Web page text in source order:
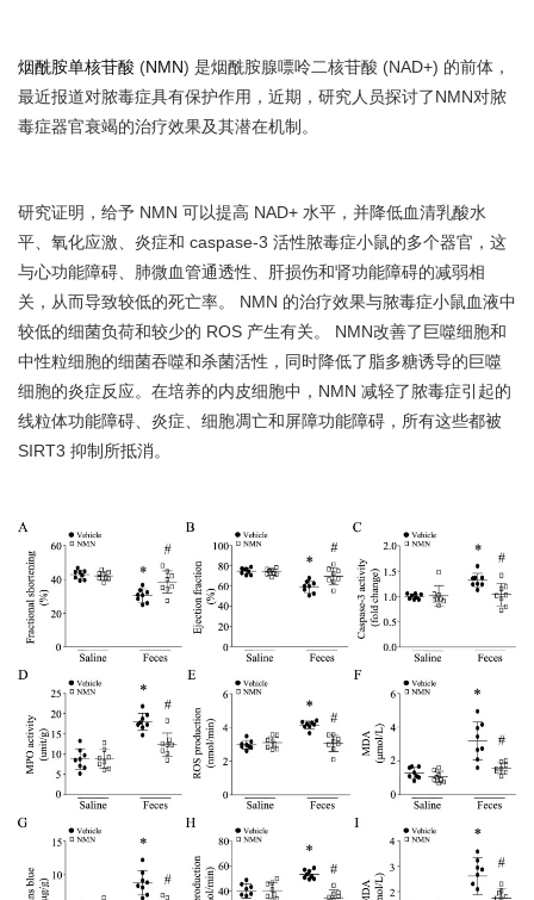
烟酰胺单核苷酸 (NMN) 是烟酰胺腺嘌呤二核苷酸 (NAD+) 的前体，
最近报道对脓毒症具有保护作用，近期，研究人员探讨了NMN对脓
毒症器官衰竭的治疗效果及其潜在机制。
研究证明，给予 NMN 可以提高 NAD+ 水平，并降低血清乳酸水
平、氧化应激、炎症和 caspase-3 活性脓毒症小鼠的多个器官，这
与心功能障碍、肺微血管通透性、肝损伤和肾功能障碍的减弱相
关，从而导致较低的死亡率。 NMN 的治疗效果与脓毒症小鼠血液中
较低的细菌负荷和较少的 ROS 产生有关。 NMN改善了巨噬细胞和
中性粒细胞的细菌吞噬和杀菌活性，同时降低了脂多糖诱导的巨噬
细胞的炎症反应。在培养的内皮细胞中，NMN 减轻了脓毒症引起的
线粒体功能障碍、炎症、细胞凋亡和屏障功能障碍，所有这些都被
SIRT3 抑制所抵消。